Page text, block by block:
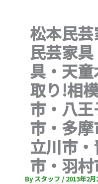
松本民
民芸家
具・天
取り!相
市・八
市・多摩
立川市
市・羽
Byスタッフ /2013年2月